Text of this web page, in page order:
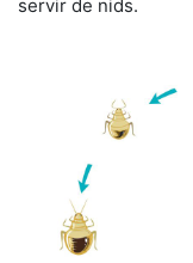
servir de nids.